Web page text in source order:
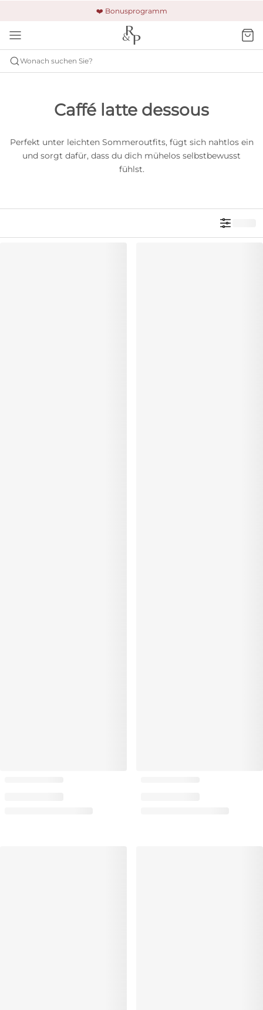
❤️ Bonusprogramm
🚚 Kostenloser Versand und Rückgabe
🔒 Gesicherte Zahlung
Wonach suchen Sie?
Caffé latte dessous
Perfekt unter leichten Sommeroutfits, fügt sich nahtlos ein
und sorgt dafür, dass du dich mühelos selbstbewusst
fühlst.